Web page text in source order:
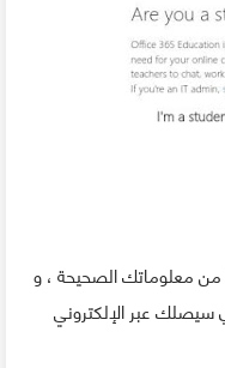
من معلوماتك الصحيحة ، و
سيصلك عبر الإلكتروني